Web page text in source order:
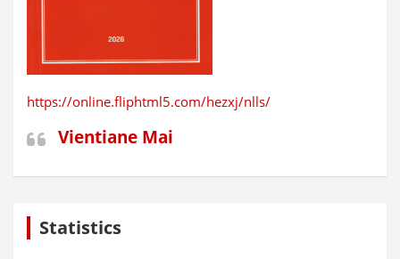
https://online.fliphtml5.com/hezxj/nlls/
Vientiane Mai
Statistics